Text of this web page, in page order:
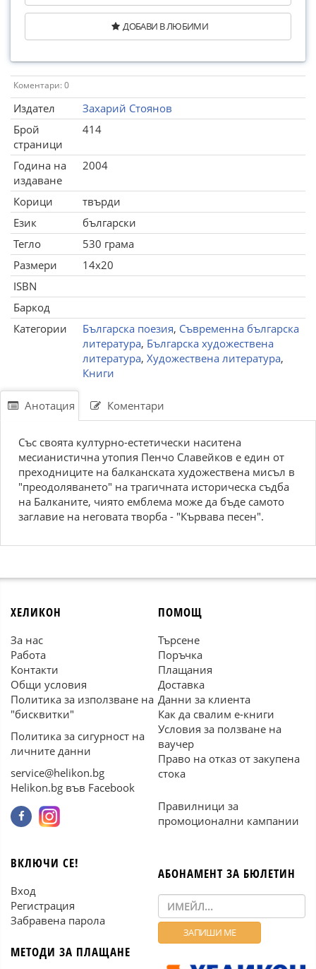
ДОБАВИ В ЛЮБИМИ
Коментари: 0
Издател
Захарий Стоянов
Брой
страници
414
Година на
издаване
2004
Корици
твърди
Език
български
Тегло
530 грама
Размери
14x20
ISBN
Баркод
Категории
Българска поезия, Съвременна българска
литература, Българска художествена
литература, Художествена литература,
Книги
Анотация Коментари
Със своята културно-естетически наситена
месианистична утопия Пенчо Славейков е един от
преходниците на балканската художествена мисъл в
"преодоляването" на трагичната историческа съдба
на Балканите, чиято емблема може да бъде самото
заглавие на неговата творба - "Кървава песен".
ХЕЛИКОН
За нас
Работа
Контакти
Общи условия
Политика за използване на
"бисквитки"
Политика за сигурност на
личните данни
service@helikon.bg
Helikon.bg във Facebook
ПОМОЩ
Търсене
Поръчка
Плащания
Доставка
Данни за клиента
Как да свалим е-книги
Условия за ползване на
ваучер
Право на отказ от закупена
стока
Правилници за
промоционални кампании
ВКЛЮЧИ СЕ!
Вход
Регистрация
Забравена парола
МЕТОДИ ЗА ПЛАЩАНЕ
АБОНАМЕНТ ЗА БЮЛЕТИН